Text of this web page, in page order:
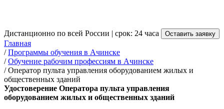
Дистанционно по всей России | срок: 24 часа Оставить заявку
Главная
/Программы обучения в Ачинске
/Обучение рабочим профессиям в Ачинске
/Оператор пульта управления оборудованием жилых и
общественных зданий
Удостоверение Оператора пульта управления
оборудованием жилых и общественных зданий